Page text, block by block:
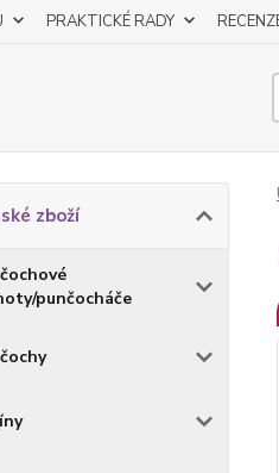
PRAKTICKÉ RADY
zboží
punčocháče